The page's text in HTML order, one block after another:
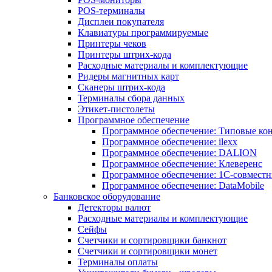
POS-терминалы
Дисплеи покупателя
Клавиатуры программируемые
Принтеры чеков
Принтеры штрих-кода
Расходные материалы и комплектующие
Ридеры магнитных карт
Сканеры штрих-кода
Терминалы сбора данных
Этикет-пистолеты
Программное обеспечение
Программное обеспечение: Типовые
Программное обеспечение: ilexx
Программное обеспечение: DALION
Программное обеспечение: Клеверенс
Программное обеспечение: 1С-
Программное обеспечение: DataMobile
Банковское оборудование
Детекторы валют
Расходные материалы и комплектующие
Сейфы
Счетчики и сортировщики банкнот
Счетчики и сортировщики монет
Терминалы оплаты